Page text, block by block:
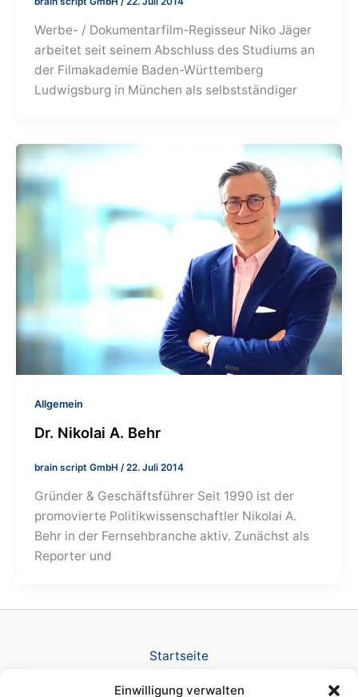
Einwilligung verwalten
Werbe- / Dokumentarfilm-Regisseur Niko Jäger
arbeitet seit seinem Abschluss des Studiums an
der Filmakademie Baden-Württemberg
Ludwigsburg in München als selbstständiger
Allgemein
Dr. Nikolai A. Behr
brain script GmbH /22. Juli 2014
Gründer & Geschäftsführer Seit 1990 ist der
promovierte Politikwissenschaftler Nikolai A.
Behr in der Fernsehbranche aktiv. Zunächst als
Reporter und
Startseite